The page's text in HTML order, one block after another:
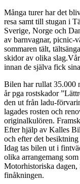
Många turer har det
resa samt till stugan i
Sverige, Norge och
av barnvagnar, picnic-
sommaren tält,
skidor av olika
innan de själva fick
Bilen har rullat 35.000
år pga rostskador
den ut från ladu-
lagades rosten och
originalkulören.
Efter hjälp av Kalles
och efter det
Idag tas bilen ut i
olika arrangemang
Motorhistoriska
finåkningen.